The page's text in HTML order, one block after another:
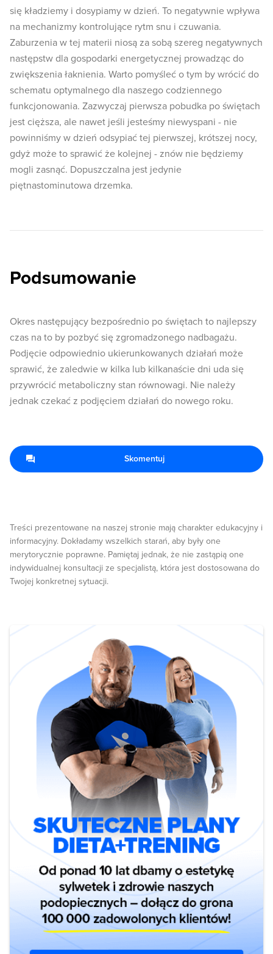
się kładziemy i dosypiamy w dzień. To negatywnie wpływa
na mechanizmy kontrolujące rytm snu i czuwania.
Zaburzenia w tej materii niosą za sobą szereg negatywnych
następstw dla gospodarki energetycznej prowadząc do
zwiększenia łaknienia. Warto pomyśleć o tym by wrócić do
schematu optymalnego dla naszego codziennego
funkcjonowania. Zazwyczaj pierwsza pobudka po świętach
jest cięższa, ale nawet jeśli jesteśmy niewyspani - nie
powinniśmy w dzień odsypiać tej pierwszej, krótszej nocy,
gdyż może to sprawić że kolejnej - znów nie będziemy
mogli zasnąć. Dopuszczalna jest jedynie
piętnastominutowa drzemka.
Podsumowanie
Okres następujący bezpośrednio po świętach to najlepszy
czas na to by pozbyć się zgromadzonego nadbagażu.
Podjęcie odpowiednio ukierunkowanych działań może
sprawić, że zaledwie w kilka lub kilkanaście dni uda się
przywrócić metaboliczny stan równowagi. Nie należy
jednak czekać z podjęciem działań do nowego roku.
Treści prezentowane na naszej stronie mają charakter edukacyjny i
informacyjny. Dokładamy wszelkich starań, aby były one
merytorycznie poprawne. Pamiętaj jednak, że nie zastąpią one
indywidualnej konsultacji ze specjalistą, która jest dostosowana do
Twojej konkretnej sytuacji.
Skomentuj